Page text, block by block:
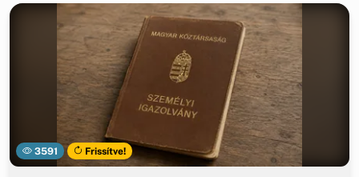
3591 Frissítve!